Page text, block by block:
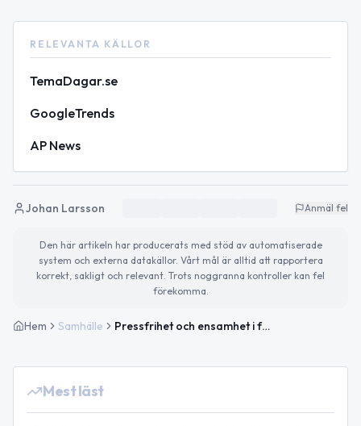
RELEVANTA KÄLLOR
TemaDagar.se
GoogleTrends
AP News
Johan Larsson Anmäl fel
Den här artikeln har producerats med stöd av automatiserade
system och externa datakällor. Vårt mål är alltid att rapportera
korrekt, sakligt och relevant. Trots noggranna kontroller kan fel
förekomma.
Hem Samhälle Pressfrihet och ensamhet i fokus – dagens viktiga teman
Mest läst